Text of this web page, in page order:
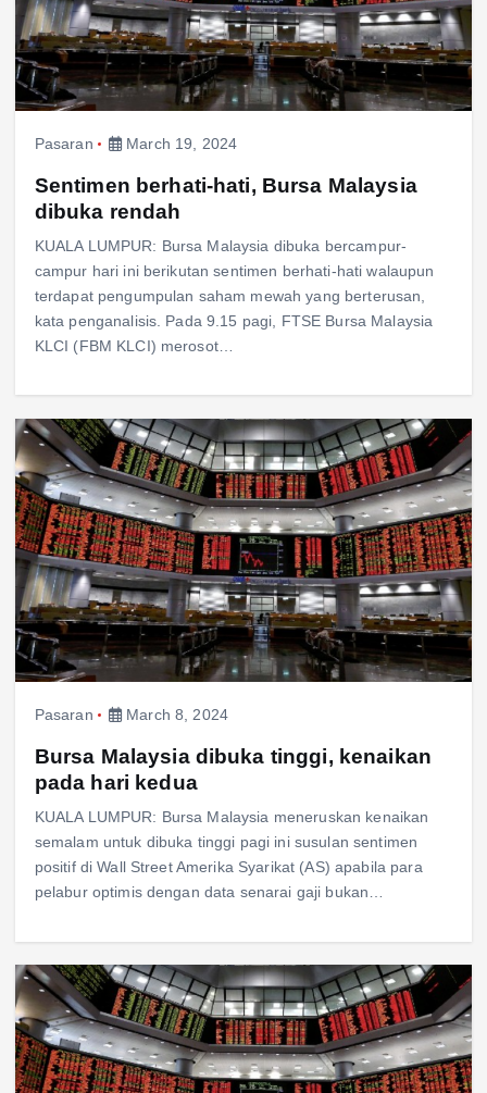
Pasaran March 19, 2024
Sentimen berhati-hati, Bursa Malaysia
dibuka rendah
KUALA LUMPUR: Bursa Malaysia dibuka bercampur-
campur hari ini berikutan sentimen berhati-hati walaupun
terdapat pengumpulan saham mewah yang berterusan,
kata penganalisis. Pada 9.15 pagi, FTSE Bursa Malaysia
KLCI (FBM KLCI) merosot…
Pasaran March 8, 2024
Bursa Malaysia dibuka tinggi, kenaikan
pada hari kedua
KUALA LUMPUR: Bursa Malaysia meneruskan kenaikan
semalam untuk dibuka tinggi pagi ini susulan sentimen
positif di Wall Street Amerika Syarikat (AS) apabila para
pelabur optimis dengan data senarai gaji bukan…